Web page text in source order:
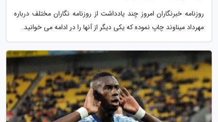
روزنامه خبرنگاران امروز چند یادداشت از روزنامه نگاران مختلف درباره
مهرداد میناوند چاپ نموده که یکی دیگر از آنها را در ادامه می خوانید.